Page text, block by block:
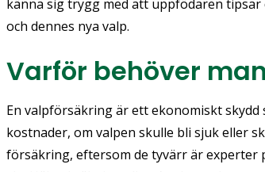
känna sig trygg med att uppfödaren
och dennes nya valp.
Varför behöver
En valpförsäkring är ett ekonomiskt
kostnader, om valpen skulle bli sjuk eller
försäkring, eftersom de tyvärr är experter